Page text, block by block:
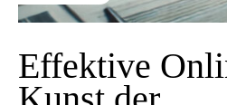
Effektive